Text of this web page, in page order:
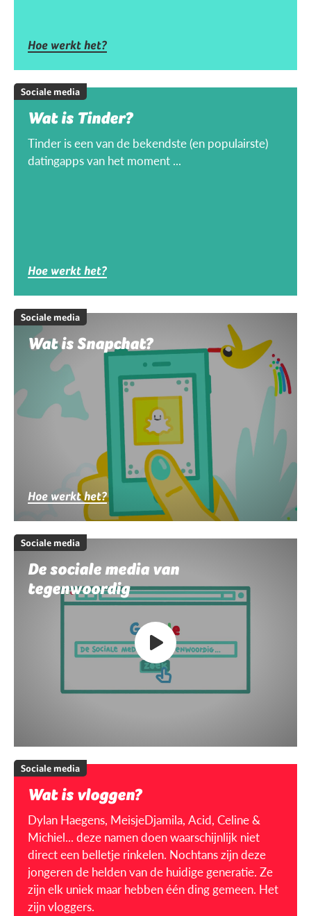
Hoe werkt het?
Sociale media
Wat is Tinder?
Tinder is een van de bekendste (en populairste)
datingapps van het moment ...
Hoe werkt het?
Sociale media
Wat is Snapchat?
Hoe werkt het?
Sociale media
De sociale media van
tegenwoordig
Sociale media
Wat is vloggen?
Dylan Haegens, MeisjeDjamila, Acid, Celine &
Michiel... deze namen doen waarschijnlijk niet
direct een belletje rinkelen. Nochtans zijn deze
jongeren de helden van de huidige generatie. Ze
zijn elk uniek maar hebben één ding gemeen. Het
zijn vloggers.